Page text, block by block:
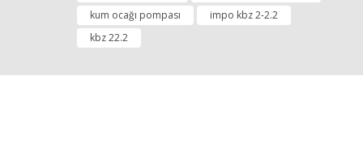
kum ocağı pompası
impo kbz 2-2.2
kbz 22.2